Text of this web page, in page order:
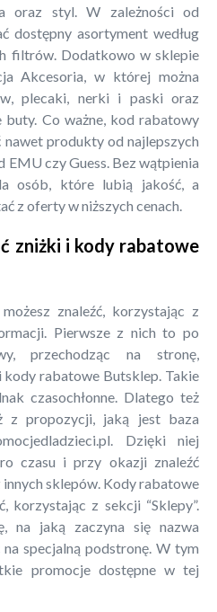
oraz styl. W zależności od
dostępny asortyment według
filtrów. Dodatkowo w sklepie
Akcesoria, w której można
plecaki, nerki i paski oraz
buty. Co ważne, kod rabatowy
produkty od najlepszych
EMU czy Guess. Bez wątpienia
osób, które lubią jakość, a
z oferty w niższych cenach.
zniżki i kody rabatowe
znaleźć, korzystając z
Pierwsze z nich to po
przechodząc na stronę,
rabatowe Butsklep. Takie
czasochłonne. Dlatego też
z propozycji, jaką jest baza
Dzięki niej
czasu i przy okazji znaleźć
sklepów. Kody rabatowe
korzystając z sekcji “Sklepy”.
na jaką zaczyna się nazwa
specjalną podstronę. W tym
promocje dostępne w tej